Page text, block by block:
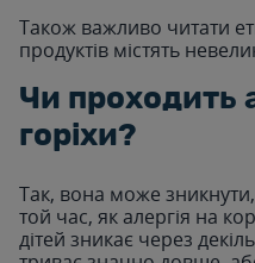
Також важливо читати
продуктів містять
Чи проходить
горіхи?
Так, вона може
той час, як алергія на
дітей зникає через